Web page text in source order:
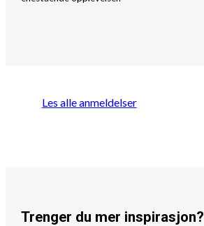
Les alle anmeldelser
Trenger du mer inspirasjon?